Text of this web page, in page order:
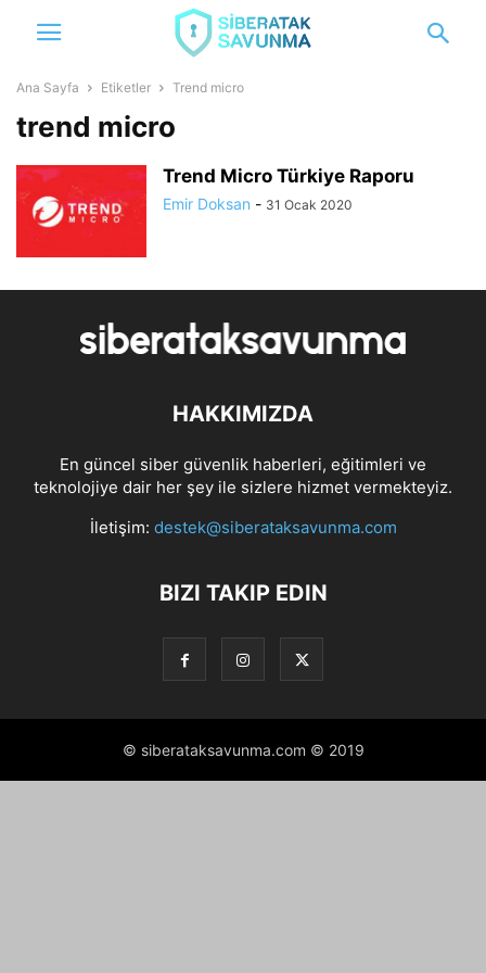
Ana Sayfa Etiketler Trend micro
trend micro
Trend Micro Türkiye Raporu
Emir Doksan - 31 Ocak 2020
HAKKIMIZDA
En güncel siber güvenlik haberleri, eğitimleri ve
teknolojiye dair her şey ile sizlere hizmet vermekteyiz.
İletişim: destek@siberataksavunma.com
BIZI TAKIP EDIN
© siberataksavunma.com © 2019